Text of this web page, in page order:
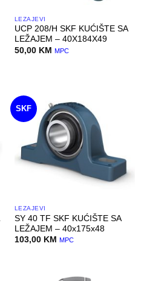
LEŽAJEVI
UCP 208/H SKF KUĆIŠTE SA
LEŽAJEM – 40X184X49
50,00 KM MPC
SKF
LEŽAJEVI
SY 40 TF SKF KUĆIŠTE SA
LEŽAJEM – 40x175x48
103,00 KM MPC